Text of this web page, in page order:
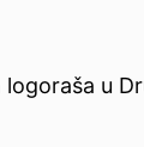
u